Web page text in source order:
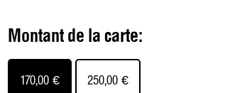
Montant de la carte:
170,00 € 250,00 €